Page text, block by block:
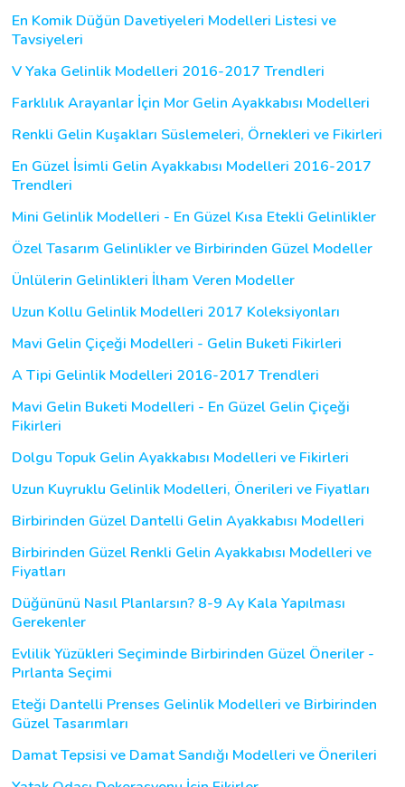
En Komik Düğün Davetiyeleri Modelleri Listesi ve
Tavsiyeleri
V Yaka Gelinlik Modelleri 2016-2017 Trendleri
Farklılık Arayanlar İçin Mor Gelin Ayakkabısı Modelleri
Renkli Gelin Kuşakları Süslemeleri, Örnekleri ve Fikirleri
En Güzel İsimli Gelin Ayakkabısı Modelleri 2016-2017
Trendleri
Mini Gelinlik Modelleri - En Güzel Kısa Etekli Gelinlikler
Özel Tasarım Gelinlikler ve Birbirinden Güzel Modeller
Ünlülerin Gelinlikleri İlham Veren Modeller
Uzun Kollu Gelinlik Modelleri 2017 Koleksiyonları
Mavi Gelin Çiçeği Modelleri - Gelin Buketi Fikirleri
A Tipi Gelinlik Modelleri 2016-2017 Trendleri
Mavi Gelin Buketi Modelleri - En Güzel Gelin Çiçeği
Fikirleri
Dolgu Topuk Gelin Ayakkabısı Modelleri ve Fikirleri
Uzun Kuyruklu Gelinlik Modelleri, Önerileri ve Fiyatları
Birbirinden Güzel Dantelli Gelin Ayakkabısı Modelleri
Birbirinden Güzel Renkli Gelin Ayakkabısı Modelleri ve
Fiyatları
Düğününü Nasıl Planlarsın? 8-9 Ay Kala Yapılması
Gerekenler
Evlilik Yüzükleri Seçiminde Birbirinden Güzel Öneriler -
Pırlanta Seçimi
Eteği Dantelli Prenses Gelinlik Modelleri ve Birbirinden
Güzel Tasarımları
Damat Tepsisi ve Damat Sandığı Modelleri ve Önerileri